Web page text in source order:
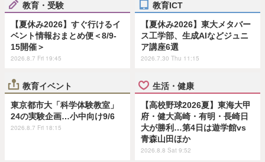
教育・受験
【夏休み2026】すぐ行けるイ
ベント情報おまとめ便＜8/9-
15開催＞
2026.8.7 Fri 19:45
教育ICT
【夏休み2026】東大メタバー
ス工学部、生成AIなどジュニ
ア講座6選
2026.7.30 Thu 11:15
教育イベント
東京都市大「科学体験教室」
24の実験企画…小中向け9/6
2026.8.7 Fri 18:15
生活・健康
【高校野球2026夏】東海大甲
府・健大高崎・有明・長崎日
大が勝利…第4日は遊学館vs
青森山田ほか
2026.8.8 Sat 9:52